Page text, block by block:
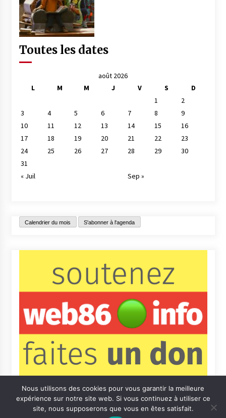
Toutes les dates
août 2026
L
M M J V S
D
1
2
3
4 5 6 7 8
9
10
11 12 13 14 15
16
17
18 19 20 21 22
23
24
25 26 27 28 29
30
31
« Juil
Sep »
Calendrier du mois S'abonner à l'agenda
Nous utilisons des cookies pour vous garantir la meilleure
expérience sur notre site web. Si vous continuez à utiliser ce
site, nous supposerons que vous en êtes satisfait.